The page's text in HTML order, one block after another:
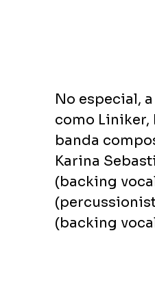
No especial,
como Liniker,
banda
Karina
(backing
(backing